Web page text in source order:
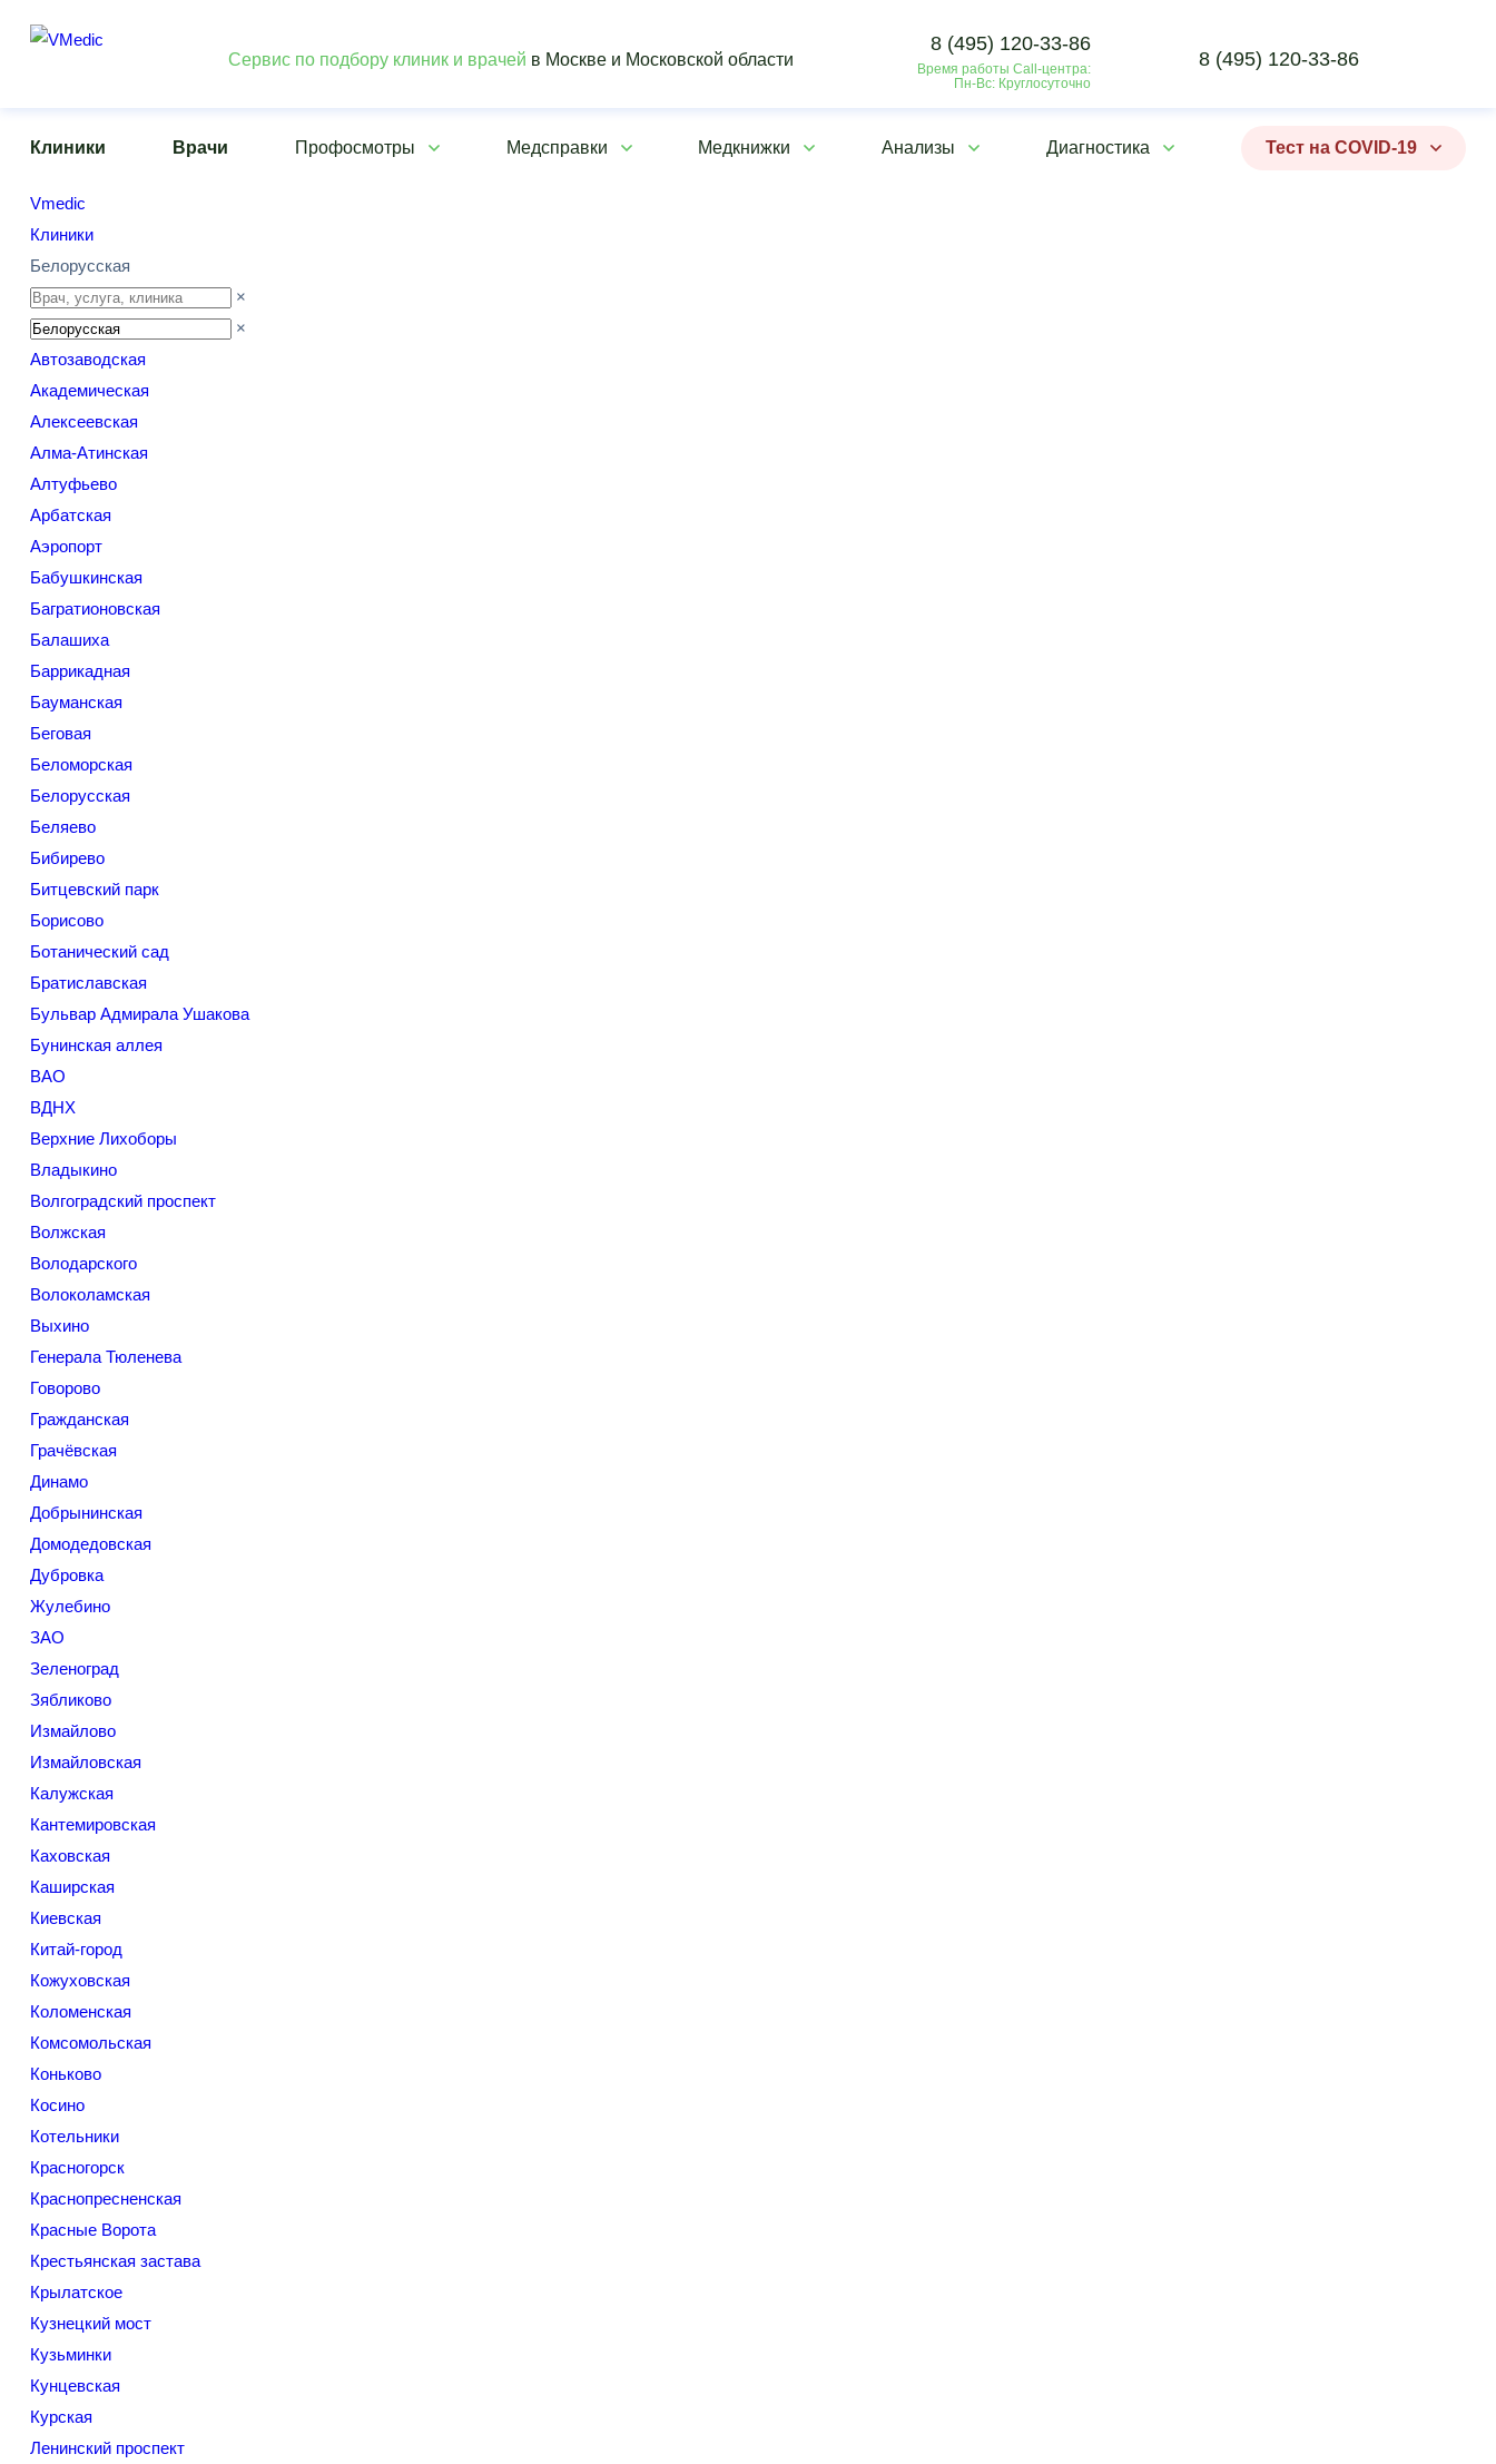
Сервис по подбору клиник и врачей в Москве и Московской области
8 (495) 120-33-86
Время работы Call-центра:
Пн-Вс: Круглосуточно
8 (495) 120-33-86
Клиники Врачи Профосмотры Медсправки Медкнижки Анализы Диагностика Тест на COVID-19
Vmedic
Клиники
Белорусская
×
×
Автозаводская
Академическая
Алексеевская
Алма-Атинская
Алтуфьево
Арбатская
Аэропорт
Бабушкинская
Багратионовская
Балашиха
Баррикадная
Бауманская
Беговая
Беломорская
Белорусская
Беляево
Бибирево
Битцевский парк
Борисово
Ботанический сад
Братиславская
Бульвар Адмирала Ушакова
Бунинская аллея
ВАО
ВДНХ
Верхние Лихоборы
Владыкино
Волгоградский проспект
Волжская
Володарского
Волоколамская
Выхино
Генерала Тюленева
Говорово
Гражданская
Грачёвская
Динамо
Добрынинская
Домодедовская
Дубровка
Жулебино
ЗАО
Зеленоград
Зябликово
Измайлово
Измайловская
Калужская
Кантемировская
Каховская
Каширская
Киевская
Китай-город
Кожуховская
Коломенская
Комсомольская
Коньково
Косино
Котельники
Красногорск
Краснопресненская
Красные Ворота
Крестьянская застава
Крылатское
Кузнецкий мост
Кузьминки
Кунцевская
Курская
Ленинский проспект